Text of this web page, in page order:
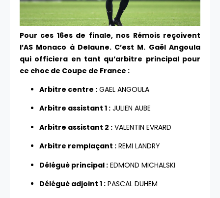
Pour ces 16es de finale, nos Rémois reçoivent
l’AS Monaco à Delaune. C’est M. Gaël Angoula
qui officiera en tant qu’arbitre principal pour
ce choc de Coupe de France :
Arbitre centre : GAEL ANGOULA
Arbitre assistant 1 : JULIEN AUBE
Arbitre assistant 2 : VALENTIN EVRARD
Arbitre remplaçant : REMI LANDRY
Délégué principal : EDMOND MICHALSKI
Délégué adjoint 1 : PASCAL DUHEM